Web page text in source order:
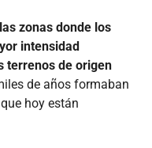
las zonas donde los
intensidad
terrenos de origen
de años formaban
hoy están